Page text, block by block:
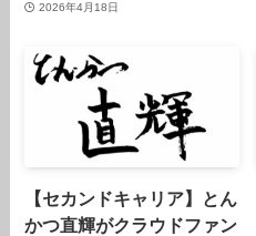
2026年4月18日
【セカンドキャリア】とん
かつ直輝がクラウドファン